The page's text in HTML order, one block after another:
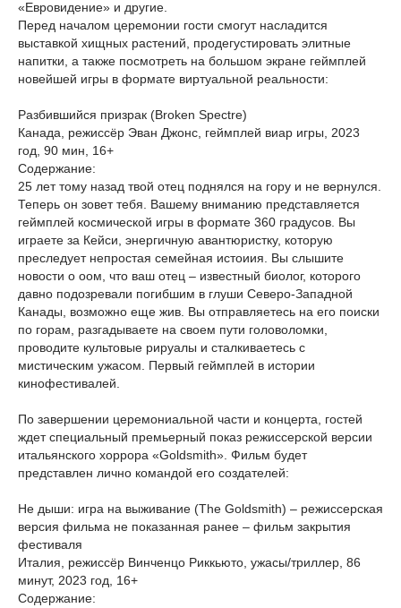
«Евровидение» и другие.
Перед началом церемонии гости смогут насладится
выставкой хищных растений, продегустировать элитные
напитки, а также посмотреть на большом экране геймплей
новейшей игры в формате виртуальной реальности:
Разбившийся призрак (Broken Spectre)
Канада, режиссёр Эван Джонс, геймплей виар игры, 2023
год, 90 мин, 16+
Содержание:
25 лет тому назад твой отец поднялся на гору и не вернулся.
Теперь он зовет тебя. Вашему вниманию представляется
геймплей космической игры в формате 360 градусов. Вы
играете за Кейси, энергичную авантюристку, которую
преследует непростая семейная истоиия. Вы слышите
новости о оом, что ваш отец – известный биолог, которого
давно подозревали погибшим в глуши Северо-Западной
Канады, возможно еще жив. Вы отправляетесь на его поиски
по горам, разгадываете на своем пути головоломки,
проводите культовые рируалы и сталкиваетесь с
мистическим ужасом. Первый геймплей в истории
кинофестивалей.
По завершении церемониальной части и концерта, гостей
ждет специальный премьерный показ режиссерской версии
итальянского хоррора «Goldsmith». Фильм будет
представлен лично командой его создателей:
Не дыши: игра на выживание (The Goldsmith) – режиссерская
версия фильма не показанная ранее – фильм закрытия
фестиваля
Италия, режиссёр Винченцо Риккьюто, ужасы/триллер, 86
минут, 2023 год, 16+
Содержание: